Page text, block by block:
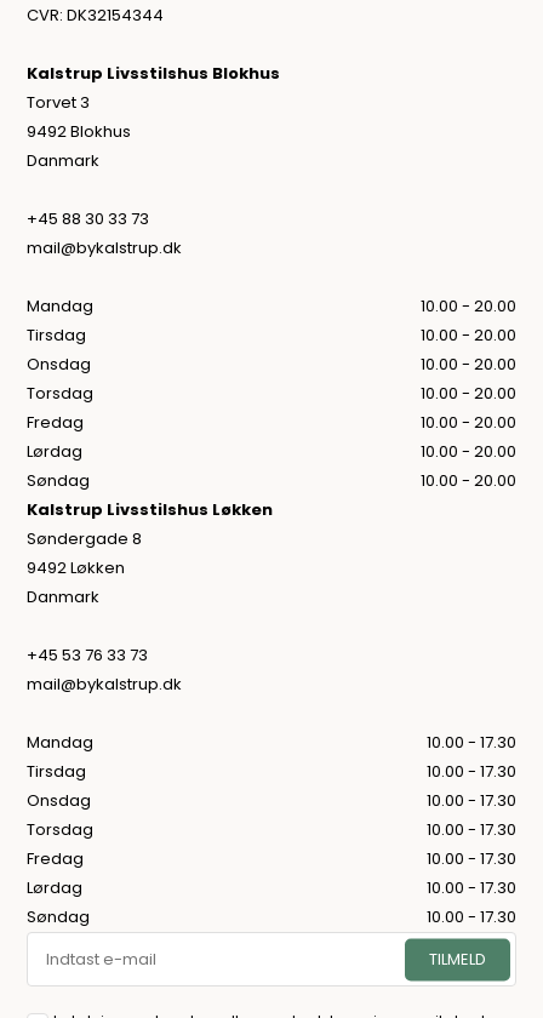
CVR: DK32154344
Kalstrup Livsstilshus Blokhus
Torvet 3
9492 Blokhus
Danmark
+45 88 30 33 73
mail@bykalstrup.dk
Mandag
10.00 - 20.00
Tirsdag
10.00 - 20.00
Onsdag
10.00 - 20.00
Torsdag
10.00 - 20.00
Fredag
10.00 - 20.00
Lørdag
10.00 - 20.00
Søndag
10.00 - 20.00
Kalstrup Livsstilshus Løkken
Søndergade 8
9492 Løkken
Danmark
+45 53 76 33 73
mail@bykalstrup.dk
Mandag
10.00 - 17.30
Tirsdag
10.00 - 17.30
Onsdag
10.00 - 17.30
Torsdag
10.00 - 17.30
Fredag
10.00 - 17.30
Lørdag
10.00 - 17.30
Søndag
10.00 - 17.30